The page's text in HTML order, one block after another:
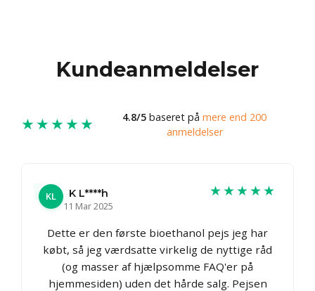
Kundeanmeldelser
★★★★★ 4.8/5 baseret på mere end 200
anmeldelser
KL
K L****h
11 Mar 2025
★★★★★
Dette er den første bioethanol pejs jeg har
købt, så jeg værdsatte virkelig de nyttige råd
(og masser af hjælpsomme FAQ'er på
hjemmesiden) uden det hårde salg. Pejsen